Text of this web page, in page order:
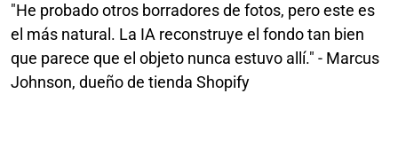
"He probado otros borradores de fotos, pero este es
el más natural. La IA reconstruye el fondo tan bien
que parece que el objeto nunca estuvo allí." - Marcus
Johnson, dueño de tienda Shopify